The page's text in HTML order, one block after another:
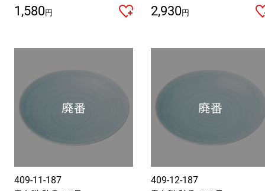
1,580円 2,930円
409-11-187
409-12-187